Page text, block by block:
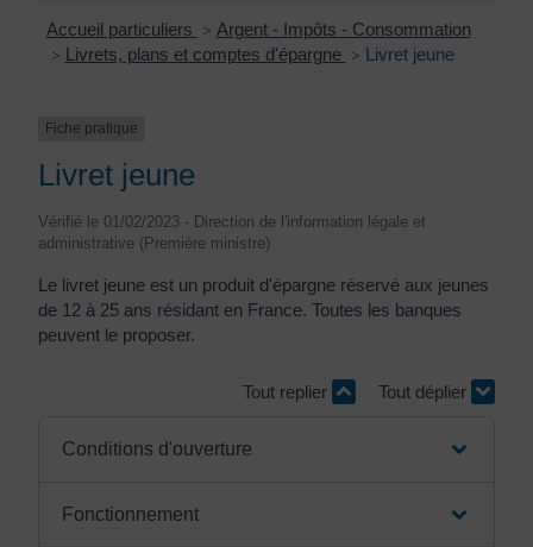
Accueil particuliers > Argent - Impôts - Consommation
> Livrets, plans et comptes d'épargne > Livret jeune
Fiche pratique
Livret jeune
Vérifié le 01/02/2023 - Direction de l'information légale et
administrative (Première ministre)
Le livret jeune est un produit d'épargne réservé aux jeunes
de 12 à 25 ans résidant en France. Toutes les banques
peuvent le proposer.
Tout replier Tout déplier
Conditions d'ouverture
Fonctionnement